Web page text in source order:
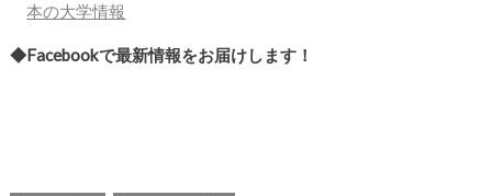
本の大学情報
◆Facebookで最新情報をお届けします！